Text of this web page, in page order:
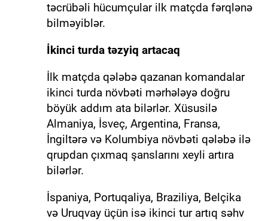
təcrübəli hücumçular ilk matçda fərqlənə
bilməyiblər.
İkinci turda təzyiq artacaq
İlk matçda qələbə qazanan komandalar
ikinci turda növbəti mərhələyə doğru
böyük addım ata bilərlər. Xüsusilə
Almaniya, İsveç, Argentina, Fransa,
İngiltərə və Kolumbiya növbəti qələbə ilə
qrupdan çıxmaq şanslarını xeyli artıra
bilərlər.
İspaniya, Portuqaliya, Braziliya, Belçika
və Uruqvay üçün isə ikinci tur artıq səhv